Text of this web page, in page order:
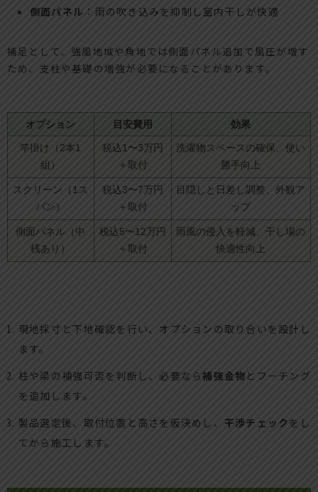
側面パネル ：雨の吹き込みを抑制し室内干しが快適
補足として、強風地域や角地では側面パネル追加で風圧が増す
ため、支柱や基礎の増強が必要になることがあります。
オプション 目安費用 効果
竿掛け（2本1
組）
税込1〜3万円
＋取付
洗濯物スペースの確保、使い
勝手向上
スクリーン（1ス
パン）
税込3〜7万円
＋取付
目隠しと日差し調整、外観ア
ップ
側面パネル（中
桟あり）
税込5〜12万円
＋取付
雨風の侵入を軽減、干し場の
快適性向上
現地採寸と下地確認を行い、オプションの取り合いを設計し
ます。
柱や梁の補強可否を判断し、必要なら補強金物 とフーチング
を追加します。
製品選定後、取付位置と高さを仮決めし、 干渉チェックをし
てから施工します。